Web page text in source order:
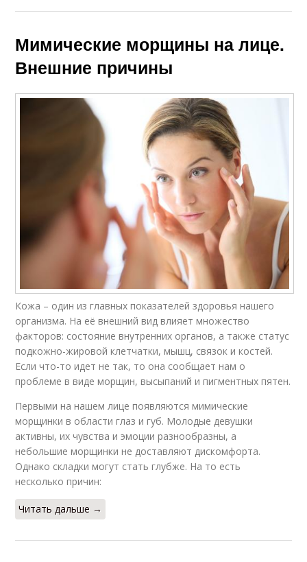
Мимические морщины на лице.
Внешние причины
Кожа – один из главных показателей здоровья нашего
организма. На её внешний вид влияет множество
факторов: состояние внутренних органов, а также статус
подкожно-жировой клетчатки, мышц, связок и костей.
Если что-то идет не так, то она сообщает нам о
проблеме в виде морщин, высыпаний и пигментных пятен.
Первыми на нашем лице появляются мимические
морщинки в области глаз и губ. Молодые девушки
активны, их чувства и эмоции разнообразны, а
небольшие морщинки не доставляют дискомфорта.
Однако складки могут стать глубже. На то есть
несколько причин:
Читать дальше →